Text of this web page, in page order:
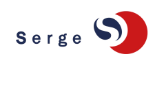
Skip to main content